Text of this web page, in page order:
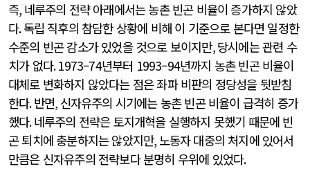
즉, 네루주의 전략 아래에서는 농촌 빈곤 비율이 증가하지 않았
다.독립 직후의 참담한 상황에 비해 이 기준으로 본다면 일정한
수준의 빈곤 감소가 있었을 것으로 보이지만,당시에는 관련 수
치가 없다. 1973–74년부터 1993–94년까지 농촌 빈곤 비율이
대체로 변화하지 않았다는 점은 좌파 비판의 정당성을 뒷받침
한다.반면, 신자유주의 시기에는 농촌 빈곤 비율이 급격히 증가
했다.네루주의 전략은 토지개혁을 실행하지 못했기 때문에 빈
곤 퇴치에 충분하지는 않았지만, 노동자 대중의 처지에 있어서
만큼은 신자유주의 전략보다 분명히 우위에 있었다.